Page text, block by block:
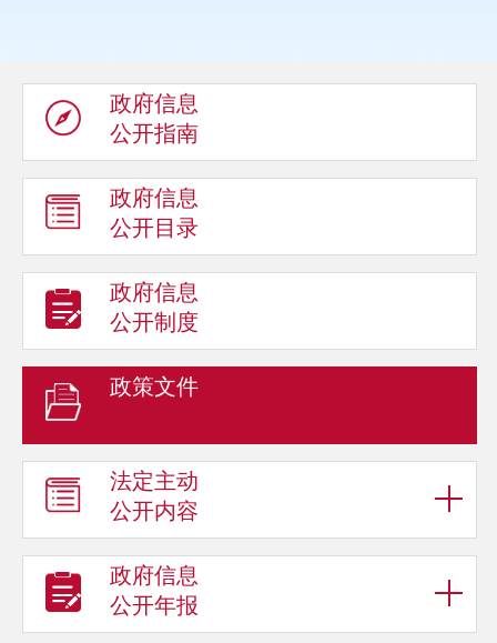
政府信息
公开指南
政府信息
公开目录
政府信息
公开制度
政策文件
法定主动
公开内容
政府信息
公开年报